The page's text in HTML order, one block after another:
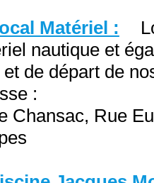
Matériel :
nautique et
de départ de
:
Chansac, Rue